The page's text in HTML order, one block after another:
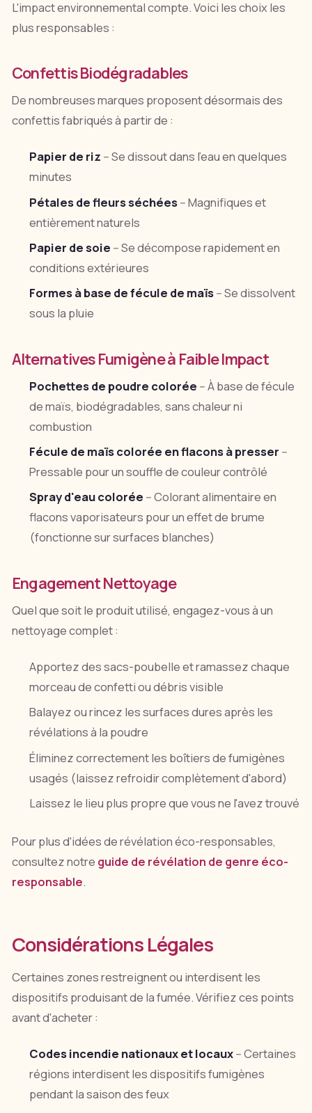
L'impact environnemental compte. Voici les choix les
plus responsables :
Confettis Biodégradables
De nombreuses marques proposent désormais des
confettis fabriqués à partir de :
Papier de riz -- Se dissout dans l'eau en quelques
minutes
Pétales de fleurs séchées-- Magnifiques et
entièrement naturels
Papier de soie -- Se décompose rapidement en
conditions extérieures
Formes à base de fécule de maïs-- Se dissolvent
sous la pluie
Alternatives Fumigène à Faible Impact
Pochettes de poudre colorée -- À base de fécule
de maïs, biodégradables, sans chaleur ni
combustion
Fécule de maïs colorée en flacons à presser --
Pressable pour un souffle de couleur contrôlé
Spray d'eau colorée -- Colorant alimentaire en
flacons vaporisateurs pour un effet de brume
(fonctionne sur surfaces blanches)
Engagement Nettoyage
Quel que soit le produit utilisé, engagez-vous à un
nettoyage complet :
Apportez des sacs-poubelle et ramassez chaque
morceau de confetti ou débris visible
Balayez ou rincez les surfaces dures après les
révélations à la poudre
Éliminez correctement les boîtiers de fumigènes
usagés (laissez refroidir complètement d'abord)
Laissez le lieu plus propre que vous ne l'avez trouvé
Pour plus d'idées de révélation éco-responsables,
consultez notre guide de révélation de genre éco-
responsable.
Considérations Légales
Certaines zones restreignent ou interdisent les
dispositifs produisant de la fumée. Vérifiez ces points
avant d'acheter :
Codes incendie nationaux et locaux-- Certaines
régions interdisent les dispositifs fumigènes
pendant la saison des feux